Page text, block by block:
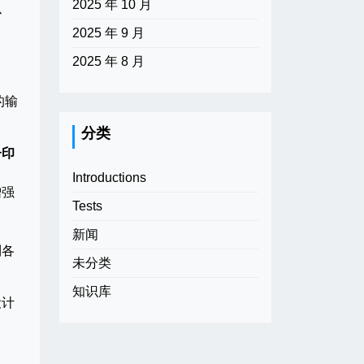
输
2025 年 10 月
2025 年 9 月
2025 年 8 月
分类
Introductions
Tests
新闻
未分类
知识库